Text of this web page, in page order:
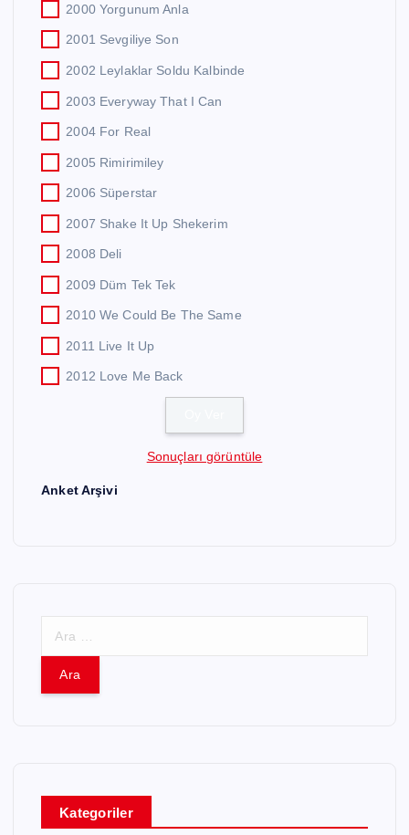
2000 Yorgunum Anla
2001 Sevgiliye Son
2002 Leylaklar Soldu Kalbinde
2003 Everyway That I Can
2004 For Real
2005 Rimirimiley
2006 Süperstar
2007 Shake It Up Shekerim
2008 Deli
2009 Düm Tek Tek
2010 We Could Be The Same
2011 Live It Up
2012 Love Me Back
Sonuçları görüntüle
Anket Arşivi
Kategoriler